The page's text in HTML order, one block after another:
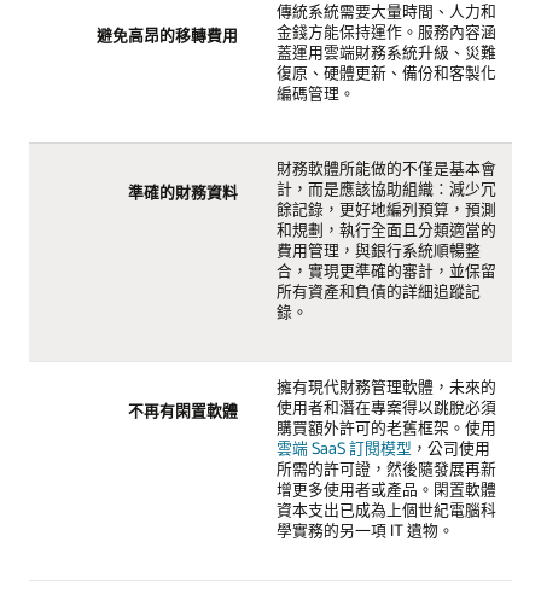
避免高昂的移轉費用
傳統系統需要大量時間、人力和
金錢方能保持運作。服務內容涵
蓋運用雲端財務系統升級、災難
復原、硬體更新、備份和客製化
編碼管理。
準確的財務資料
財務軟體所能做的不僅是基本會
計，而是應該協助組織：減少冗
餘記錄，更好地編列預算，預測
和規劃，執行全面且分類適當的
費用管理，與銀行系統順暢整
合，實現更準確的審計，並保留
所有資產和負債的詳細追蹤記
錄。
不再有閑置軟體
擁有現代財務管理軟體，未來的
使用者和潛在專案得以跳脫必須
購買額外許可的老舊框架。使用
雲端 SaaS 訂閱模型 ，公司使用
所需的許可證，然後隨發展再新
增更多使用者或產品。閑置軟體
資本支出已成為上個世紀電腦科
學實務的另一項 IT 遺物。